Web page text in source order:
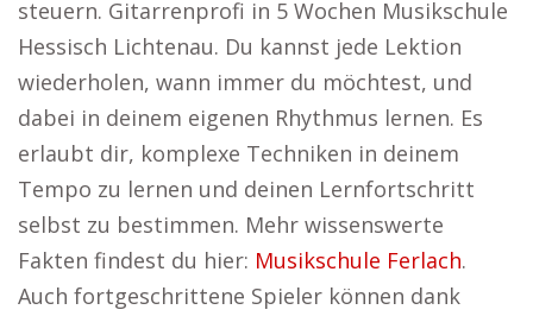
steuern. Gitarrenprofi in 5 Wochen Musikschule
Hessisch Lichtenau. Du kannst jede Lektion
wiederholen, wann immer du möchtest, und
dabei in deinem eigenen Rhythmus lernen. Es
erlaubt dir, komplexe Techniken in deinem
Tempo zu lernen und deinen Lernfortschritt
selbst zu bestimmen. Mehr wissenswerte
Fakten findest du hier: Musikschule Ferlach.
Auch fortgeschrittene Spieler können dank